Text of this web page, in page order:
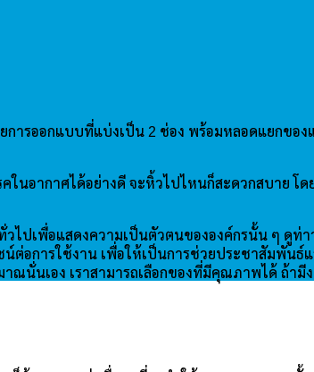
ารออกแบบที่แบ่งเป็น 2 ช่อง พร้อมหลอดแยกขอ
นอากาศได้อย่างดี จะหิ้วไปไหนก็สะดวกสบาย โ
ปเพื่อแสดงความเป็นตัวตนขององค์กรนั้น ๆ ดูท่า
ต่อการใช้งาน เพื่อให้เป็นการช่วยประชาสัมพั
นั่นเอง เราสามารถเลือกของที่มีคุณภาพได้ ถ้ามี